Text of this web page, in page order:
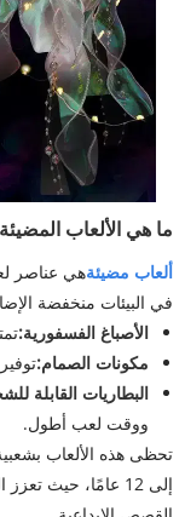
ما هي الألعاب
ألعاب مضيئةهي عناصر
في البيئات منخفضة
الأصباغ الفسفورية:
مكونات الصمام:
البطاريات القابلة
ووقت لعب أطول.
إلى 12 عامًا، حيث